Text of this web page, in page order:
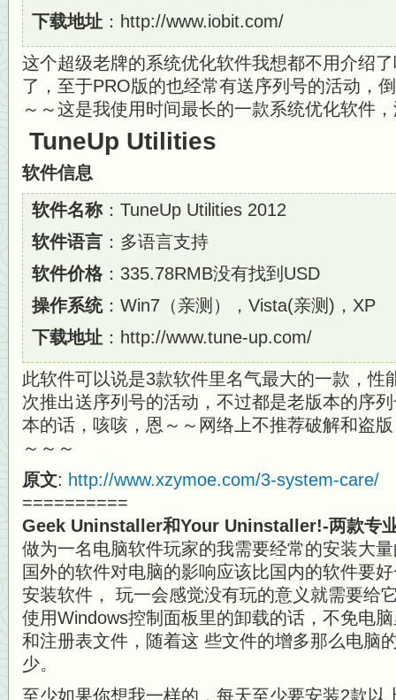
下载地址 ：http://www.iobit.com/
这个超级老牌的系统优化软件我想都不用介绍
了，至于PRO版的也经常有送序列号的活动，
～～这是我使用时间最长的一款系统优化软件
TuneUp Utilities
软件信息
软件名称：TuneUp Utilities 2012
软件语言 ：多语言支持
软件价格 ：335.78RMB没有找到USD
操作系统：Win7（亲测），Vista(亲测)，XP
下载地址 ：http://www.tune-up.com/
此软件可以说是3款软件里名气最大的一款，性
次推出送序列号的活动，不过都是老版本的序
本的话，咳咳，恩～～网络上不推荐破解和盗
～～～
原文: http://www.xzymoe.com/3-system-care/
==========
Geek Uninstaller和Your Uninstaller!-两款专
做为一名电脑软件玩家的我需要经常的安装大
国外的软件对电脑的影响应该比国内的软件要
安装软件， 玩一会感觉没有玩的意义就需要给
使用Windows控制面板里的卸载的话，不免电
和注册表文件，随着这 些文件的增多那么电脑
少。
至少如果你想我一样的，每天至少要安装2款以